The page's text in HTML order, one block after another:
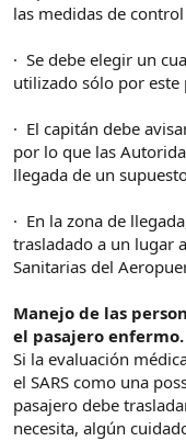
las medidas de
· Se debe elegir un
utilizado sólo por este
· El capitán debe
por lo que las
llegada de un
· En la zona de
trasladado a un lugar
Sanitarias del
Manejo de las
el pasajero enfermo.
Si la evaluación
el SARS como una
pasajero debe
necesita, algún